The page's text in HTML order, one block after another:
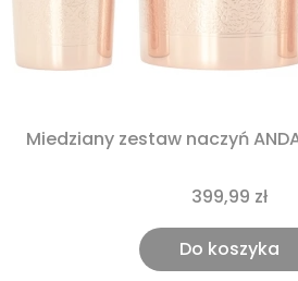
Miedziany zestaw naczyń
399,99 zł
Do koszyka